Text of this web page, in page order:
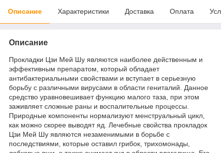
Описание Характеристики Доставка Оплата
Описание
Прокладки Цзи Мей Шу являются наиболее действенным и
эффективным препаратом, который обладает
антибактериальными свойствами и вступает в серьезную
борьбу с различными вирусами в области гениталий. Данное
средство уравновешивает функцию малого таза, при этом
заживляет сложные раны и воспалительные процессы.
Природные компоненты нормализуют менструальный цикл,
как можно скорее выводят яд. Лечебные свойства прокладок
Цзи Мей Шу являются незаменимыми в борьбе с
последствиями, которые оставил грибок, трихомонады,